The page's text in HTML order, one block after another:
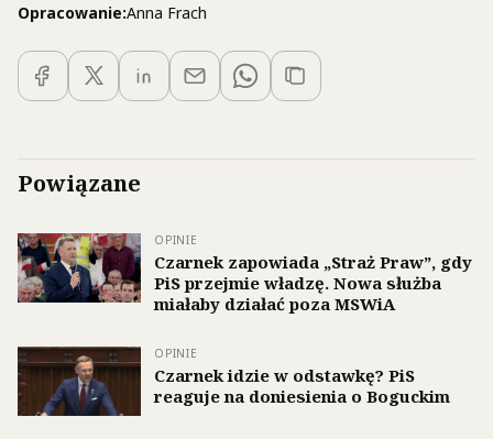
Opracowanie:Anna Frach
Powiązane
OPINIE
Czarnek zapowiada „Straż Praw”, gdy
PiS przejmie władzę. Nowa służba
miałaby działać poza MSWiA
OPINIE
Czarnek idzie w odstawkę? PiS
reaguje na doniesienia o Boguckim